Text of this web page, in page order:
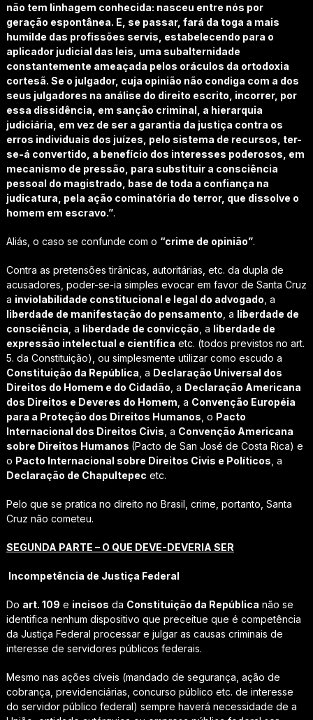
não tem linhagem conhecida: nasceu entre nós por
geração espontânea. E, se passar, fará da toga a mais
humilde das profissões servis, estabelecendo para o
aplicador judicial das leis, uma subalternidade
constantemente ameaçada pelos oráculos da ortodoxia
cortesã. Se o julgador, cuja opinião não condiga com a dos
seus julgadores na análise do direito escrito, incorrer, por
essa dissidência, em sanção criminal, a hierarquia
judiciária, em vez de ser a garantia da justiça contra os
erros individuais dos juízes, pelo sistema de recursos, ter-
se-á convertido, a benefício dos interesses poderosos, em
mecanismo de pressão, para substituir a consciência
pessoal do magistrado, base de toda a confiança na
judicatura, pela ação cominatória do terror, que dissolve o
homem em escravo.”.
Aliás, o caso se confunde com o “crime de opinião”.
Contra as pretensões tirânicas, autoritárias, etc. da dupla de
acusadores, poder-se-ia simples evocar em favor de Santa Cruz
a inviolabilidade constitucional e legal do advogado , a
liberdade de manifestação do pensamento , a liberdade de
consciência , a liberdade de convicção , a liberdade de
expressão intelectual e científica etc. (todos previstos no art.
5. da Constituição), ou simplesmente utilizar como escudo a
Constituição da República , a Declaração Universal dos
Direitos do Homem e do Cidadão , a Declaração Americana
dos Direitos e Deveres do Homem , a Convenção Européia
para a Proteção dos Direitos Humanos , o Pacto
Internacional dos Direitos Civis , a Convenção Americana
sobre Direitos Humanos (Pacto de San José de Costa Rica) e
o Pacto Internacional sobre Direitos Civis e Políticos , a
Declaração de Chapultepec etc.
Pelo que se pratica no direito no Brasil, crime, portanto, Santa
Cruz não cometeu.
SEGUNDA PARTE – O QUE DEVE-DEVERIA SER
Incompetência de Justiça Federal
Do art. 109 e incisos da Constituição da República não se
identifica nenhum dispositivo que preceitue que é competência
da Justiça Federal processar e julgar as causas criminais de
interesse de servidores públicos federais.
Mesmo nas ações cíveis (mandado de segurança, ação de
cobrança, previdenciárias, concurso público etc. de interesse
do servidor público federal) sempre haverá necessidade de a